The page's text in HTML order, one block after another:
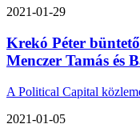
2021-01-29
Krekó Péter
Menczer Tamás és
A Political Capital
2021-01-05